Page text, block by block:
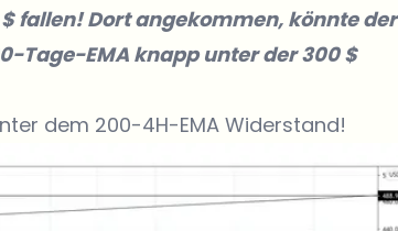
fallen! Dort angekommen, könnte der
Tage-EMA knapp unter der 300 $
dem 200-4H-EMA Widerstand!